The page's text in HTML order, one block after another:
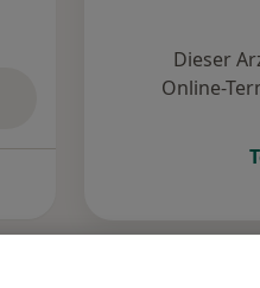
Dieser
Online-